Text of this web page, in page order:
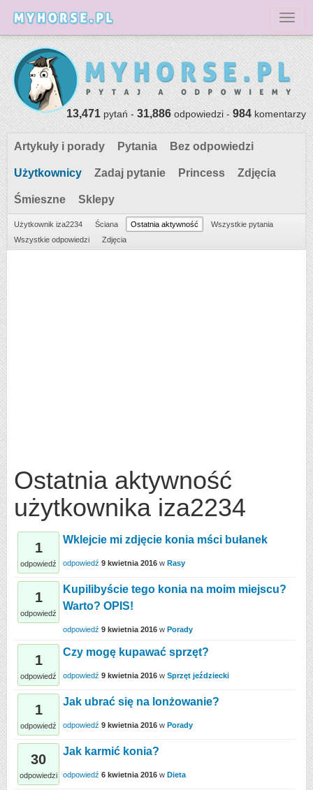
13,471pytań -31,886odpowiedzi -984komentarzy
Artykuły i porady Pytania Bez odpowiedzi
Użytkownicy Zadaj pytanie Princess Zdjęcia
Śmieszne Sklepy
Użytkownik iza2234 Ściana Ostatnia aktywność
Wszystkie pytania
Wszystkie odpowiedzi
Zdjęcia
Ostatnia aktywność
użytkownika iza2234
1
odpowiedź
Wklejcie mi zdjęcie konia mści bułanek
odpowiedź 9 kwietnia 2016 w Rasy
1
odpowiedź
Kupilibyście tego konia na moim miejscu?
Warto? OPIS!
odpowiedź 9 kwietnia 2016 w Porady
1
odpowiedź
Czy mogę kupawać sprzęt?
odpowiedź 9 kwietnia 2016 w Sprzęt jeździecki
1
odpowiedź
Jak ubrać się na lonżowanie?
odpowiedź 9 kwietnia 2016 w Porady
30
odpowiedzi
Jak karmić konia?
odpowiedź 6 kwietnia 2016 w Dieta